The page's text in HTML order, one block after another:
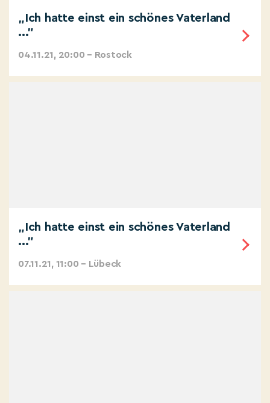
„Ich hatte einst ein schönes Vaterland
..."
04.11.21, 20:00 – Rostock
„Ich hatte einst ein schönes Vaterland
..."
07.11.21, 11:00 – Lübeck